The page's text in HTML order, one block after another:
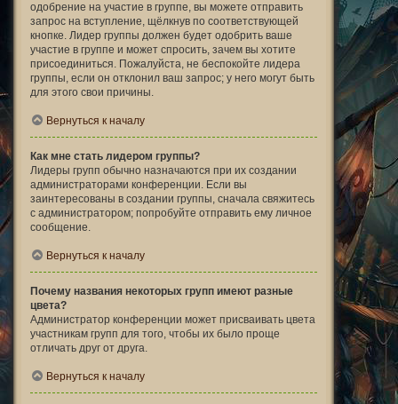
одобрение на участие в группе, вы можете отправить
запрос на вступление, щёлкнув по соответствующей
кнопке. Лидер группы должен будет одобрить ваше
участие в группе и может спросить, зачем вы хотите
присоединиться. Пожалуйста, не беспокойте лидера
группы, если он отклонил ваш запрос; у него могут быть
для этого свои причины.
Вернуться к началу
Как мне стать лидером группы?
Лидеры групп обычно назначаются при их создании
администраторами конференции. Если вы
заинтересованы в создании группы, сначала свяжитесь
с администратором; попробуйте отправить ему личное
сообщение.
Вернуться к началу
Почему названия некоторых групп имеют разные
цвета?
Администратор конференции может присваивать цвета
участникам групп для того, чтобы их было проще
отличать друг от друга.
Вернуться к началу